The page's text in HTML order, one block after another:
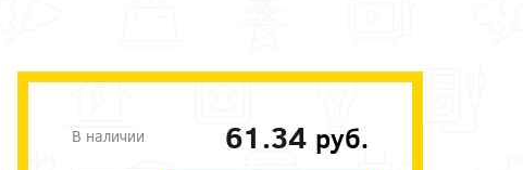
В наличии 61.34 руб.